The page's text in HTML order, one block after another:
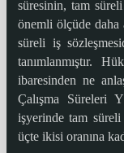
süresinin, tam
önemli ölçüde daha
süreli iş
tanımlanmıştır.
ibaresinden ne
Çalışma Süreleri
işyerinde tam süreli
üçte ikisi oranına